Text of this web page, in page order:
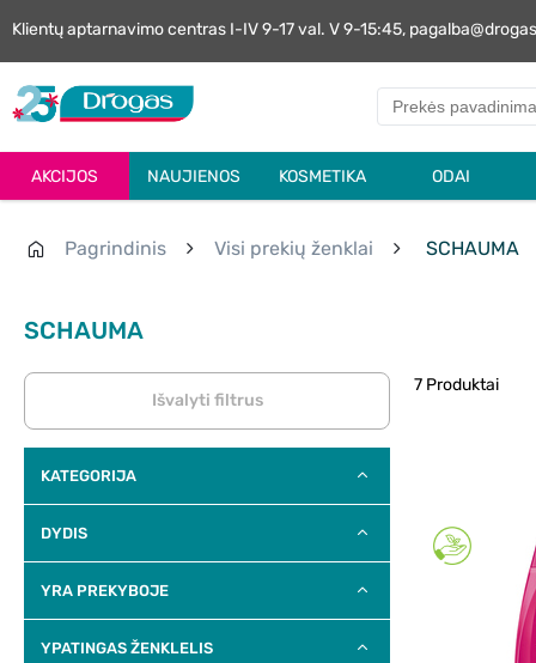
Klientų aptarnavimo centras I-IV 9-17 val. V 9-15:45,
AKCIJOS NAUJIENOS KOSMETIKA ODAI
Pagrindinis Visi prekių ženklai SCHAUMA
SCHAUMA
Išvalyti filtrus
KATEGORIJA
DYDIS
YRA PREKYBOJE
YPATINGAS ŽENKLELIS
7 Produktai